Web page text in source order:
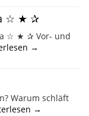
☆ ★ ✰
☆ ★ ✰ Vor- und
→
Warum schläft
→